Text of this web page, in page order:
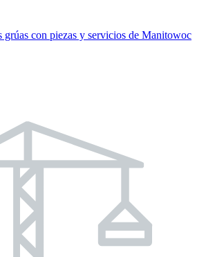
grúas con piezas y servicios de Manitowoc